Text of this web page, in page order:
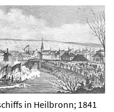
in Heilbronn; 1841